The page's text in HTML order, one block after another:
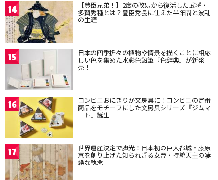
14 【豊臣兄弟！】2度の改易から復活した武将・
多賀秀種とは？豊臣秀長に仕えた半年間と波乱
の生涯
15 日本の四季折々の植物や情景を描くことに相応
しい色を集めた水彩色鉛筆『色辞典』が新発
売！
16 コンビニおにぎりが文房具に！コンビニの定番
商品をモチーフにした文房具シリーズ『ジムマ
ート』誕生
17 世界遺産決定で脚光！日本初の巨大都城・藤原
京を創り上げた知られざる女帝・持統天皇の凄
絶な執念